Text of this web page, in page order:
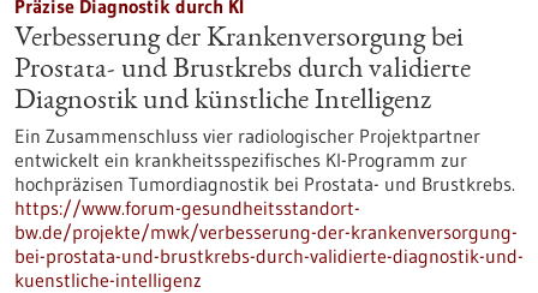
Präzise Diagnostik durch KI
Verbesserung der Krankenversorgung bei
Prostata- und Brustkrebs durch validierte
Diagnostik und künstliche Intelligenz
Ein Zusammenschluss vier radiologischer Projektpartner
entwickelt ein krankheitsspezifisches KI-Programm zur
hochpräzisen Tumordiagnostik bei Prostata- und Brustkrebs.
https://www.forum-gesundheitsstandort-
bw.de/projekte/mwk/verbesserung-der-krankenversorgung-
bei-prostata-und-brustkrebs-durch-validierte-diagnostik-und-
kuenstliche-intelligenz